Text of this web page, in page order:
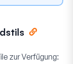
zur Verfügung: